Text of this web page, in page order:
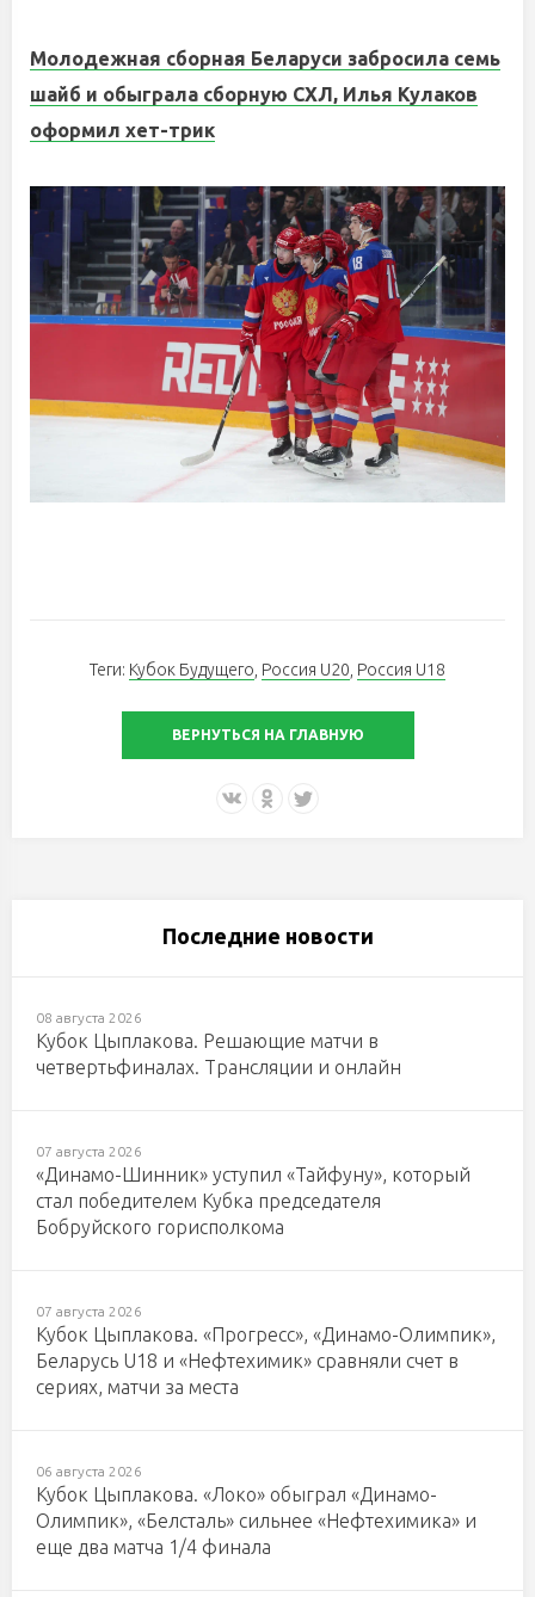
Молодежная сборная Беларуси забросила семь
шайб и обыграла сборную СХЛ, Илья Кулаков
оформил хет-трик
Теги: Кубок Будущего, Россия U20, Россия U18
ВЕРНУТЬСЯ НА ГЛАВНУЮ
Последние новости
08 августа 2026
Кубок Цыплакова. Решающие матчи в
четвертьфиналах. Трансляции и онлайн
07 августа 2026
«Динамо-Шинник» уступил «Тайфуну», который
стал победителем Кубка председателя
Бобруйского горисполкома
07 августа 2026
Кубок Цыплакова. «Прогресс», «Динамо-Олимпик»,
Беларусь U18 и «Нефтехимик» сравняли счет в
сериях, матчи за места
06 августа 2026
Кубок Цыплакова. «Локо» обыграл «Динамо-
Олимпик», «Белсталь» сильнее «Нефтехимика» и
еще два матча 1/4 финала